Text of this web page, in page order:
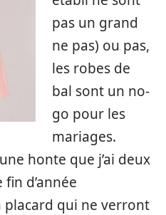
pas un grand
ne pas) ou pas,
les robes de
bal sont un no-
go pour les
mariages.
honte que j’ai deux
d’année
placard qui ne verront